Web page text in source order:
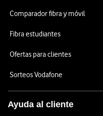
Comparador fibra y móvil
Fibra estudiantes
Ofertas para clientes
Sorteos Vodafone
Ayuda al cliente